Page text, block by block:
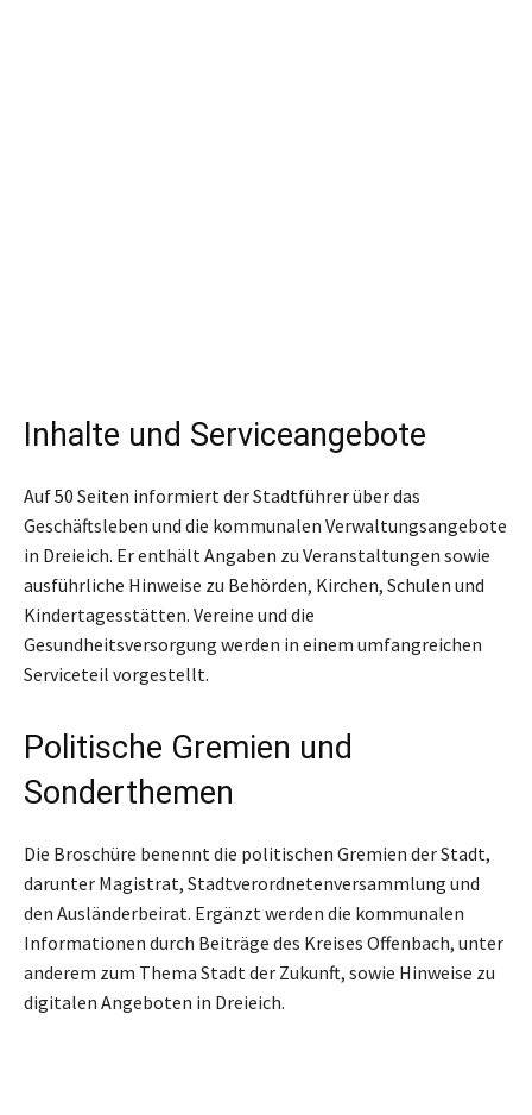
Inhalte und Serviceangebote
Auf 50 Seiten informiert der Stadtführer über das
Geschäftsleben und die kommunalen Verwaltungsangebote
in Dreieich. Er enthält Angaben zu Veranstaltungen sowie
ausführliche Hinweise zu Behörden, Kirchen, Schulen und
Kindertagesstätten. Vereine und die
Gesundheitsversorgung werden in einem umfangreichen
Serviceteil vorgestellt.
Politische Gremien und
Sonderthemen
Die Broschüre benennt die politischen Gremien der Stadt,
darunter Magistrat, Stadtverordnetenversammlung und
den Ausländerbeirat. Ergänzt werden die kommunalen
Informationen durch Beiträge des Kreises Offenbach, unter
anderem zum Thema Stadt der Zukunft, sowie Hinweise zu
digitalen Angeboten in Dreieich.